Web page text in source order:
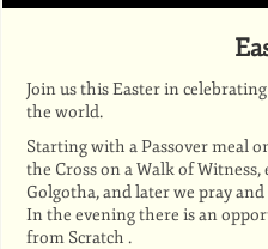
Join us this Easter in
the world.
Starting with a Passover meal
the Cross on a Walk of
Golgotha, and later we pray
In the evening there is an
from Scratch .